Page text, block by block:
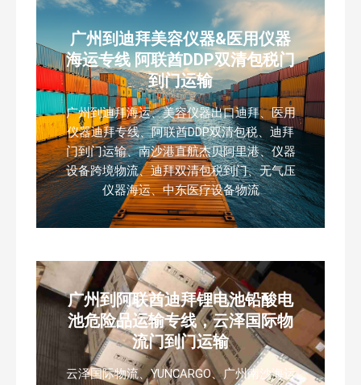
广州到迪拜美容仪器&医用仪器
海运专线 阿联酋DDP双清包税门
到门运输
广州到迪拜海运、美容仪器出口迪拜、医用
仪器迪拜专线、阿联酋DDP双清包税、迪拜
门到门运输、南沙港直航杰贝阿里港、仪器
设备跨境物流、迪拜双清包税到门、无气压
仪器海运、中东医疗设备物流
广州到阿联酋迪拜锂电池铅酸电
池危险品运输专线，云泽国际物
流门到门运输
云泽国际物流、YUNCARGO、广州南沙海运